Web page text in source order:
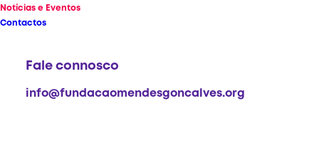
Notícias e Eventos
Contactos
Fale connosco
info@fundacaomendesgoncalves.org